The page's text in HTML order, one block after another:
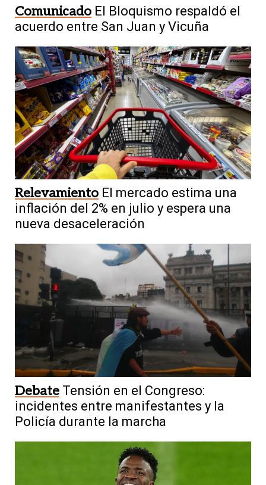
Comunicado El Bloquismo respaldó el
acuerdo entre San Juan y Vicuña
Relevamiento El mercado estima una
inflación del 2% en julio y espera una
nueva desaceleración
Debate Tensión en el Congreso:
incidentes entre manifestantes y la
Policía durante la marcha